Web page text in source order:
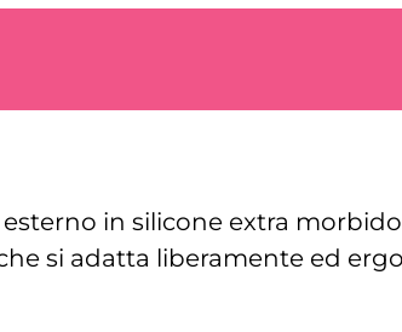
esterno in silicone extra
si adatta liberamente ed